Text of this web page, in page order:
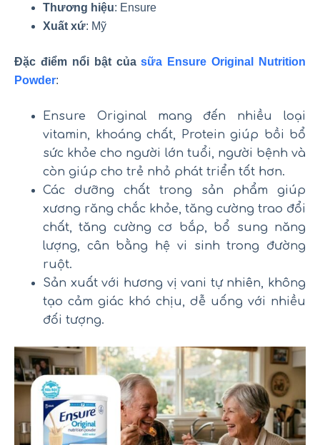
Thương hiệu: Ensure
Xuất xứ: Mỹ
Đặc điểm nổi bật củasữa Ensure Original Nutrition
Powder:
Ensure Original mang đến nhiều loại
vitamin, khoáng chất, Protein giúp bồi bổ
sức khỏe cho người lớn tuổi, người bệnh và
còn giúp cho trẻ nhỏ phát triển tốt hơn.
Các dưỡng chất trong sản phẩm giúp
xương răng chắc khỏe, tăng cường trao đổi
chất, tăng cường cơ bắp, bổ sung năng
lượng, cân bằng hệ vi sinh trong đường
ruột.
Sản xuất với hương vị vani tự nhiên, không
tạo cảm giác khó chịu, dễ uống với nhiều
đối tượng.